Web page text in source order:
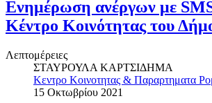
Ενημέρωση ανέργων με
Κέντρο Κοινότητας του
Λεπτομέρειες
ΣΤΑΥΡΟΥΛΑ ΚΑΡΤΣΙΔΗΜΑ
Κεντρο Κοινοτητας & Παραρτηματα
15 Οκτωβρίου 2021